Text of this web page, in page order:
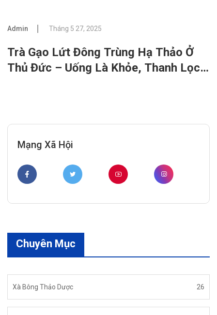
Admin Tháng 5 27, 2025
Trà Gạo Lứt Đông Trùng Hạ Thảo Ở
Thủ Đức – Uống Là Khỏe, Thanh Lọc
Mạng Xã Hội
Chuyên Mục
Xà Bông Thảo Dược 26